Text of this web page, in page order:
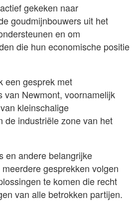
gekeken naar
goudmijnbouwers uit het
en om
die hun economische positie
een gesprek met
van Newmont, voornamelijk
kleinschalige
de industriële zone van het
en andere belangrijke
gesprekken volgen
te komen die recht
van alle betrokken partijen.